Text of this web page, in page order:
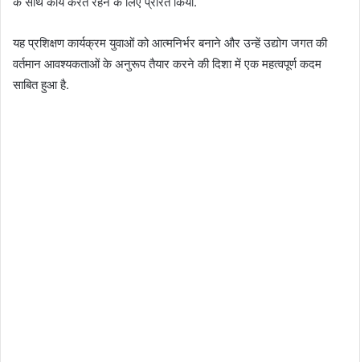
यह प्रशिक्षण कार्यक्रम युवाओं को आत्मनिर्भर बनाने और उन्हें उद्योग जगत की
वर्तमान आवश्यकताओं के अनुरूप तैयार करने की दिशा में एक महत्वपूर्ण कदम
साबित हुआ है.